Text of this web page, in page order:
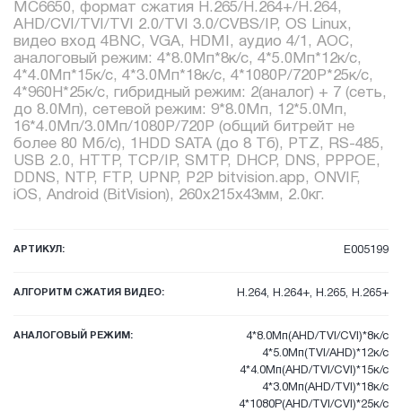
MC6650, формат сжатия H.265/H.264+/H.264,
AHD/CVI/TVI/TVI 2.0/TVI 3.0/CVBS/IP, OS Linux,
видео вход 4BNC, VGA, HDMI, аудио 4/1, AOC,
аналоговый режим: 4*8.0Мп*8к/с, 4*5.0Мп*12к/с,
4*4.0Мп*15к/с, 4*3.0Мп*18к/с, 4*1080P/720P*25к/с,
4*960H*25к/с, гибридный режим: 2(аналог) + 7 (сеть,
до 8.0Мп), сетевой режим: 9*8.0Мп, 12*5.0Мп,
16*4.0Мп/3.0Мп/1080P/720P (общий битрейт не
более 80 Мб/с), 1HDD SATA (до 8 Тб), PTZ, RS-485,
USB 2.0, HTTP, TCP/IP, SMTP, DHCP, DNS, PPPOE,
DDNS, NTP, FTP, UPNP, P2P bitvision.app, ONVIF,
iOS, Android (BitVision), 260x215x43мм, 2.0кг.
АРТИКУЛ: E005199
АЛГОРИТМ СЖАТИЯ ВИДЕО: H.264, H.264+, H.265, H.265+
АНАЛОГОВЫЙ РЕЖИМ:
4*8.0Мп(AHD/TVI/CVI)*8к/с
4*5.0Мп(TVI/AHD)*12к/с
4*4.0Мп(AHD/TVI/CVI)*15к/с
4*3.0Мп(AHD/TVI)*18к/с
4*1080P(AHD/TVI/CVI)*25к/с